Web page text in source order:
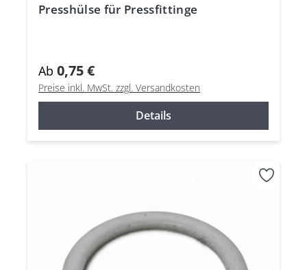
Presshülse für Pressfittinge
Ab 0,75 €
Preise inkl. MwSt. zzgl. Versandkosten
Details